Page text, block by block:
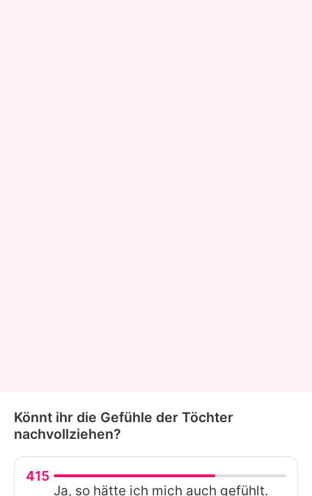
Könnt ihr die Gefühle der Töchter
nachvollziehen?
415
Ja, so hätte ich mich auch gefühlt.